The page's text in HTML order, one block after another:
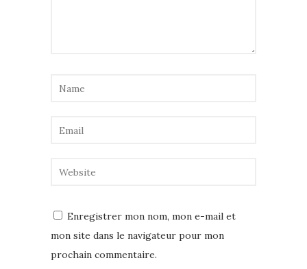
Enregistrer mon nom, mon e-mail et
mon site dans le navigateur pour mon
prochain commentaire.